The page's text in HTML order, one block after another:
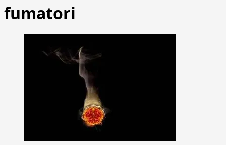
fumatori